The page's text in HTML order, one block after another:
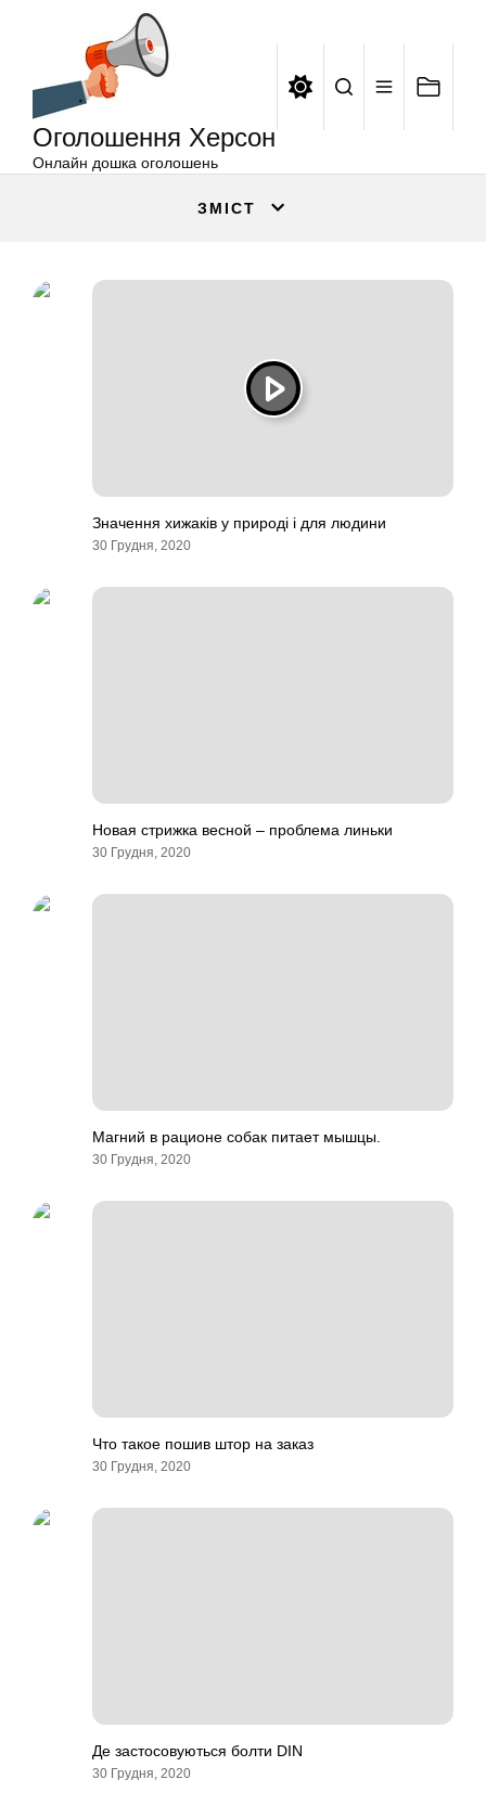
Оголошення Херсон
Онлайн дошка оголошень
ЗМІСТ
Значення хижаків у природі і для людини
30 Грудня, 2020
Новая стрижка весной – проблема линьки
30 Грудня, 2020
Магний в рационе собак питает мышцы.
30 Грудня, 2020
Что такое пошив штор на заказ
30 Грудня, 2020
Де застосовуються болти DIN
30 Грудня, 2020